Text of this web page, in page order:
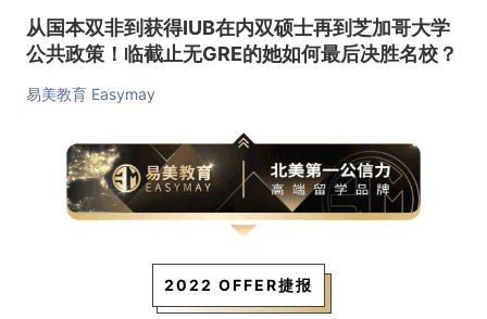
从国本双非到获得IUB在内双硕士再到芝加哥大学
公共政策！临截止无GRE的她如何最后决胜名校？
易美教育 Easymay
2022 OFFER捷报